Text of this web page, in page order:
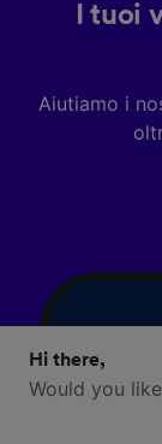
I tuoi
Aiutiamo i
Hi there,
Would you